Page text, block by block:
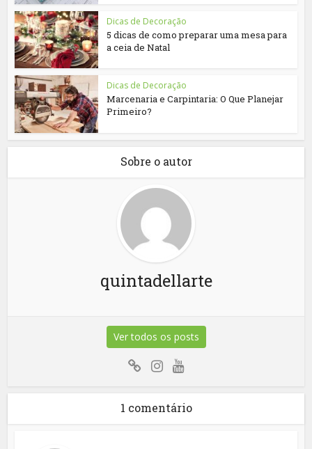
Dicas de Decoração
5 dicas de como preparar uma mesa para
a ceia de Natal
Dicas de Decoração
Marcenaria e Carpintaria: O Que Planejar
Primeiro?
Sobre o autor
quintadellarte
Ver todos os posts
1 comentário